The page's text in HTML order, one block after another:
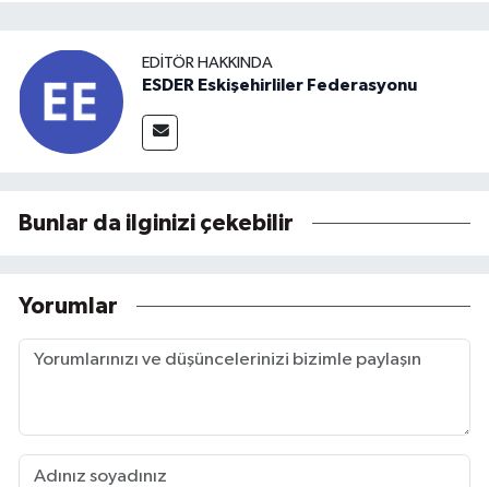
EDITÖR HAKKINDA
ESDER Eskişehirliler Federasyonu
Bunlar da ilginizi çekebilir
Yorumlar